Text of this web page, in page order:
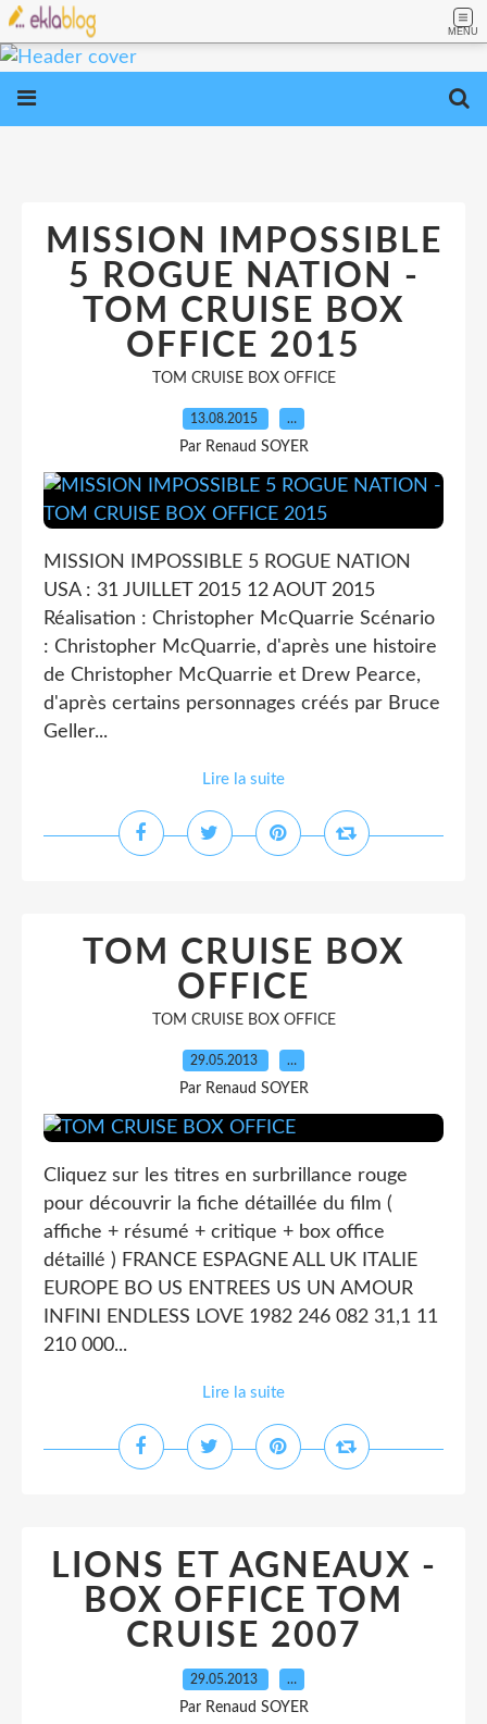
MENU
MISSION IMPOSSIBLE
5 ROGUE NATION -
TOM CRUISE BOX
OFFICE 2015
TOM CRUISE BOX OFFICE
13.08.2015 …
Par Renaud SOYER
MISSION IMPOSSIBLE 5 ROGUE NATION
USA : 31 JUILLET 2015 12 AOUT 2015
Réalisation : Christopher McQuarrie Scénario
: Christopher McQuarrie, d'après une histoire
de Christopher McQuarrie et Drew Pearce,
d'après certains personnages créés par Bruce
Geller...
Lire la suite
TOM CRUISE BOX
OFFICE
TOM CRUISE BOX OFFICE
29.05.2013 …
Par Renaud SOYER
Cliquez sur les titres en surbrillance rouge
pour découvrir la fiche détaillée du film (
affiche + résumé + critique + box office
détaillé ) FRANCE ESPAGNE ALL UK ITALIE
EUROPE BO US ENTREES US UN AMOUR
INFINI ENDLESS LOVE 1982 246 082 31,1 11
210 000...
Lire la suite
LIONS ET AGNEAUX -
BOX OFFICE TOM
CRUISE 2007
29.05.2013 …
Par Renaud SOYER